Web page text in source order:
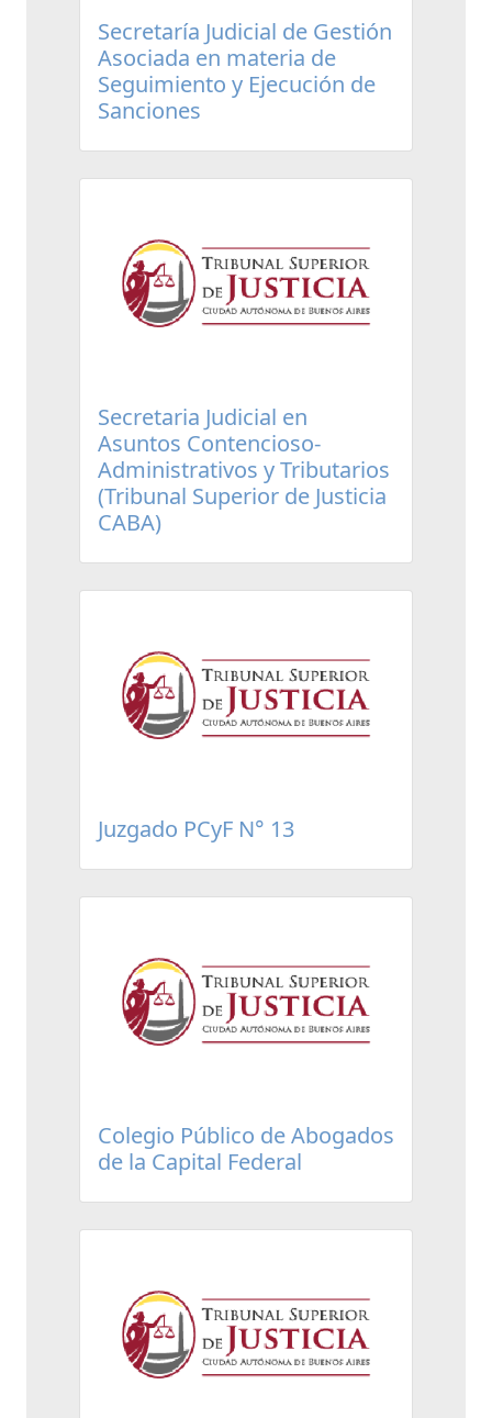
Secretaría Judicial de Gestión
Asociada en materia de
Seguimiento y Ejecución de
Sanciones
Secretaria Judicial en
Asuntos Contencioso-
Administrativos y Tributarios
(Tribunal Superior de Justicia
CABA)
Juzgado PCyF N° 13
Colegio Público de Abogados
de la Capital Federal